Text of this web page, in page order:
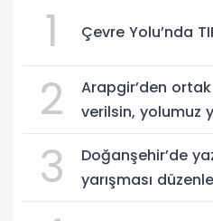
1 Çevre Yolu’nda
2
Arapgir’den
verilsin, yolumuz
3
Doğanşehir’de
yarışması